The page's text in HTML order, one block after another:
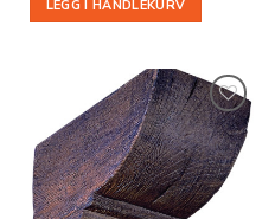
LEGG I HANDLEKURV
Legg til
i
ønskeliste